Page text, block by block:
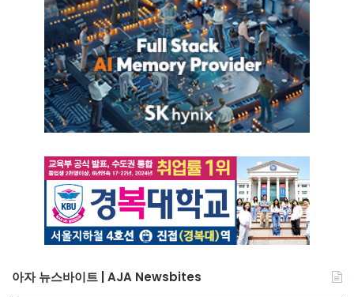
아자 뉴스바이트 | AJA Newsbites